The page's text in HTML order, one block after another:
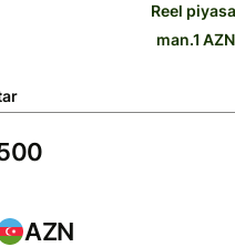
Reel
man.1
AZN